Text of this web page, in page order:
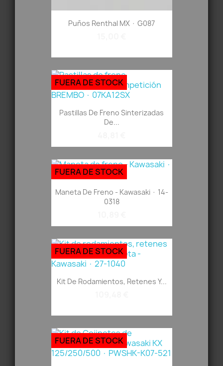
Puños Renthal MX · G087
Pastillas De Freno Sinterizadas
De...
FUERA DE STOCK
Maneta De Freno - Kawasaki · 14-
0318
FUERA DE STOCK
Kit De Rodamientos, Retenes Y...
FUERA DE STOCK
FUERA DE STOCK